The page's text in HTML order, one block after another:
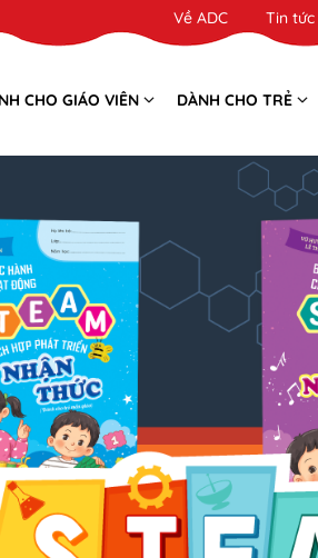
Về ADC Tin tức
CHO GIÁO VIÊN DÀNH CHO TRẺ